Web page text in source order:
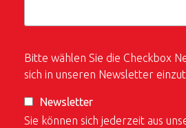
Bitte wählen Sie die Checkbox
sich in unseren Newsletter
Newsletter
Sie können sich jederzeit aus